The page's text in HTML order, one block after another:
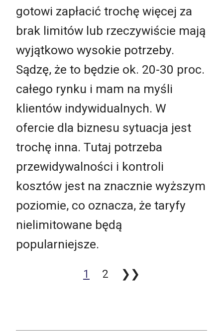
gotowi zapłacić trochę więcej za
brak limitów lub rzeczywiście mają
wyjątkowo wysokie potrzeby.
Sądzę, że to będzie ok. 20-30 proc.
całego rynku i mam na myśli
klientów indywidualnych. W
ofercie dla biznesu sytuacja jest
trochę inna. Tutaj potrzeba
przewidywalności i kontroli
kosztów jest na znacznie wyższym
poziomie, co oznacza, że taryfy
nielimitowane będą
popularniejsze.
1 2 ❯❯